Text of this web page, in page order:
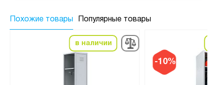
Похожие товары Популярные товары
в наличии
-10%